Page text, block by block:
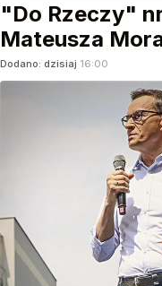
"Do Rzeczy"
Mateusza
Dodano: dzisiaj 16:00